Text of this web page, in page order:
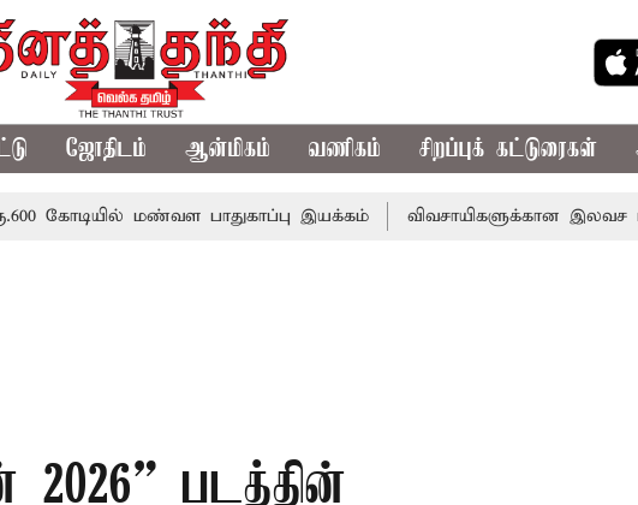
ஜோதிடம் ஆன்மிகம் வணிகம் சிறப்புக் கட்டுரைகள்
மண்வள பாதுகாப்பு இயக்கம் விவசாயிகளுக்கான இலவச
2026” படத்தின்